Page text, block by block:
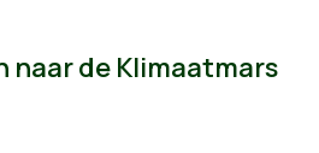
naar de Klimaatmars